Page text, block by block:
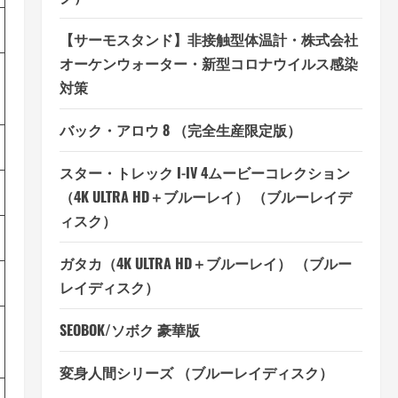
【サーモスタンド】非接触型体温計・株式会社
オーケンウォーター・新型コロナウイルス感染
対策
バック・アロウ 8 （完全生産限定版）
スター・トレック I-IV 4ムービーコレクション
（4K ULTRA HD＋ブルーレイ） （ブルーレイデ
ィスク）
ガタカ（4K ULTRA HD＋ブルーレイ） （ブルー
レイディスク）
SEOBOK/ソボク 豪華版
変身人間シリーズ （ブルーレイディスク）